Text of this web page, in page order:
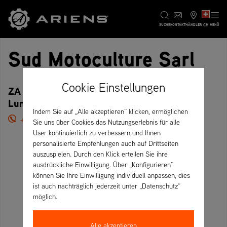
SUCHEKONTAKTHÄNDLER CH MENÜ
Sud Motoculture Sarl
ZA Luneland, 80 Rue de l'Industrie, 34400
Lunel – Frankreich
+33 4 67 83 19 74
Cookie Einstellungen
Indem Sie auf „Alle akzeptieren“ klicken, ermöglichen
Sie uns über Cookies das Nutzungserlebnis für alle
User kontinuierlich zu verbessern und Ihnen
personalisierte Empfehlungen auch auf Drittseiten
auszuspielen. Durch den Klick erteilen Sie ihre
ausdrückliche Einwilligung. Über „Konfigurieren“
können Sie Ihre Einwilligung individuell anpassen, dies
ist auch nachträglich jederzeit unter „Datenschutz“
möglich.